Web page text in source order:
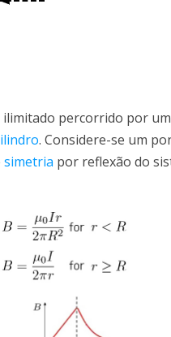
percorrido por
. Considere-se um
simetria por reflexão do